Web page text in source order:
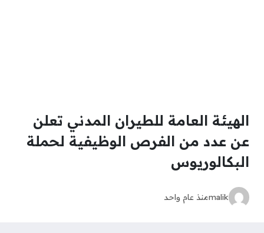
الهيئة العامة للطيران المدني تعلن
عن عدد من الفرص الوظيفية لحملة
البكالوريوس
malikمنذ عام واحد